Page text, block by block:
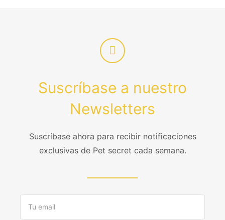
Suscríbase a nuestro
Newsletters
Suscríbase ahora para recibir notificaciones
exclusivas de Pet secret cada semana.